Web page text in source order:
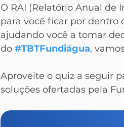
O RAI (Relatório Anual de
para você ficar por dentro
ajudando você a tomar
do #TBTFundiágua,
Aproveite o quiz a seguir
soluções ofertadas pela